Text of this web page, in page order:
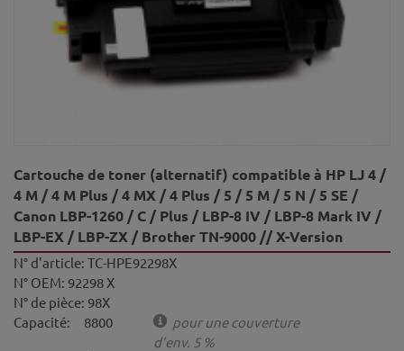
Cartouche de toner (alternatif) compatible à HP LJ 4 /
4 M / 4 M Plus / 4 MX / 4 Plus / 5 / 5 M / 5 N / 5 SE /
Canon LBP-1260 / C / Plus / LBP-8 IV / LBP-8 Mark IV /
LBP-EX / LBP-ZX / Brother TN-9000 // X-Version
N° d'article: TC-HPE92298X
N° OEM: 92298 X
N° de pièce: 98X
Capacité:
8800
pour une couverture
d'env. 5 %